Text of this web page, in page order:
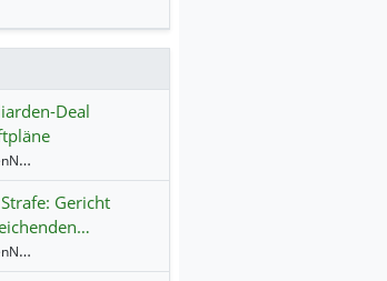
Deal
17:04 Uhr • Artikel • BörsenNEWS.de
Gericht
16:55 Uhr • Artikel • BörsenNEWS.de